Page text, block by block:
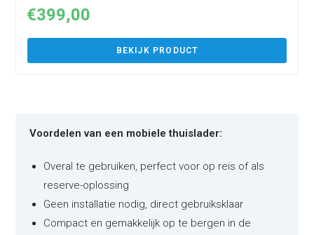
€399,00
BEKIJK PRODUCT
Voordelen van een mobiele thuislader:
Overal te gebruiken, perfect voor op reis of als
reserve-oplossing
Geen installatie nodig, direct gebruiksklaar
Compact en gemakkelijk op te bergen in de